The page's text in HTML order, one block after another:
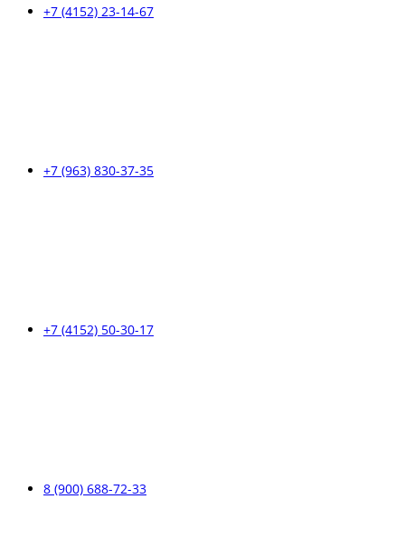
+7 (4152) 23-14-67
+7 (963) 830-37-35
+7 (4152) 50-30-17
8 (900) 688-72-33